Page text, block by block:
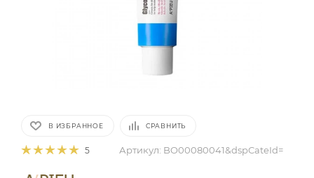
В ИЗБРАННОЕ СРАВНИТЬ
5 Артикул: BO00080041&dspCateId=